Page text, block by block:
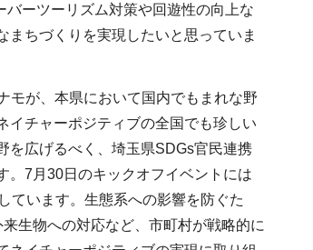
ーツーリズム対策や回遊性の向上な
ちづくりを実現したいと思っていま
モが、本県において国内でもまれな野
イチャーポジティブの全国でも珍しい
を広げるべく、埼玉県SDGs官民連携
。7月30日のキックオフイベントには
ています。生態系への影響を防ぐた
生物への対応など、市町村が戦略的に